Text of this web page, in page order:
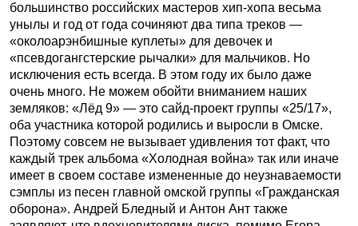
большинство российских мастеров хип-хопа весьма
унылы и год от года сочиняют два типа треков —
«околоарэнбишные куплеты» для девочек и
«псевдогангстерские рычалки» для мальчиков. Но
исключения есть всегда. В этом году их было даже
очень много. Не можем обойти вниманием наших
земляков: «Лёд 9» — это сайд-проект группы «25/17»,
оба участника которой родились и выросли в Омске.
Поэтому совсем не вызывает удивления тот факт, что
каждый трек альбома «Холодная война» так или иначе
имеет в своем составе измененные до неузнаваемости
сэмплы из песен главной омской группы «Гражданская
оборона». Андрей Бледный и Антон Ант также